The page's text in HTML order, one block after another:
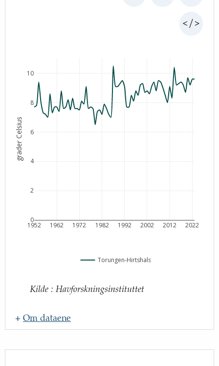
1952 1962 1972 1982 1992 2002 2012 2022
0
2
4
6
8
10
Torungen-Hirtshals
grader Celsius
Kilde : Havforskningsinstituttet
+ Om dataene